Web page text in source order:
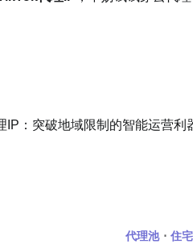
IP：突破地域限制的智能运营利
代理池 住